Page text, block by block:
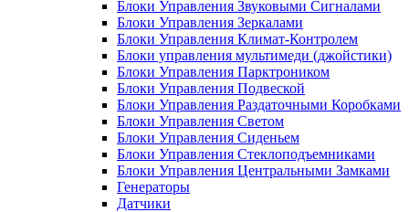
Блоки Управления Звуковыми Сигналами
Блоки Управления Зеркалами
Блоки Управления Климат-Контролем
Блоки управления мультимеди (джойстики)
Блоки Управления Парктроником
Блоки Управления Подвеской
Блоки Управления Раздаточными Коробками
Блоки Управления Светом
Блоки Управления Сиденьем
Блоки Управления Стеклоподъемниками
Блоки Управления Центральными Замками
Генераторы
Датчики